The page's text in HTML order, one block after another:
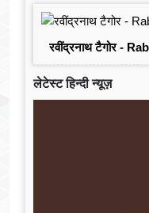
रवींद्रनाथ टैगोर -
लेटेस्ट हिन्दी न्यूज़